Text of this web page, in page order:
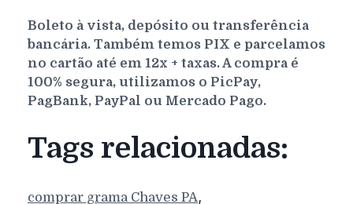
Boleto à vista, depósito ou transferência
bancária. Também temos PIX e parcelamos
no cartão até em 12x + taxas. A compra é
100% segura, utilizamos o PicPay,
PagBank, PayPal ou Mercado Pago.
Tags relacionadas:
comprar grama Chaves PA,